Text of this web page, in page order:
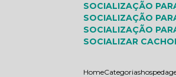
SOCIALIZAÇÃO
SOCIALIZAÇÃO
SOCIALIZAÇÃO
SOCIALIZAR
HomeCategorias